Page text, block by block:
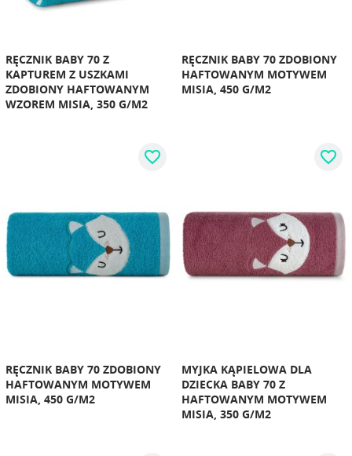
RĘCZNIK BABY 70 Z
KAPTUREM Z USZKAMI
ZDOBIONY HAFTOWANYM
WZOREM MISIA, 350 G/M2
RĘCZNIK BABY 70 ZDOBIONY
HAFTOWANYM MOTYWEM
MISIA, 450 G/M2
RĘCZNIK BABY 70 ZDOBIONY
HAFTOWANYM MOTYWEM
MISIA, 450 G/M2
favorite_border
MYJKA KĄPIELOWA DLA
DZIECKA BABY 70 Z
HAFTOWANYM MOTYWEM
MISIA, 350 G/M2
favorite_border